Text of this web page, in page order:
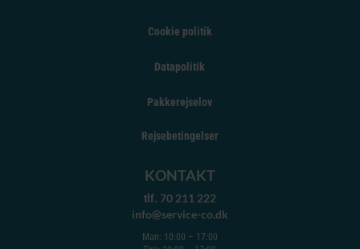
Cookie politik
Datapolitik
Pakkerejselov
Rejsebetingelser
KONTAKT
tlf. 70 211 222
info@service-co.dk
Man: 10:00 – 17:00